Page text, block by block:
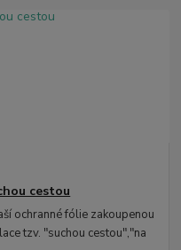
cestou
ochranné fólie zakoupenou
tzv. "suchou cestou","na